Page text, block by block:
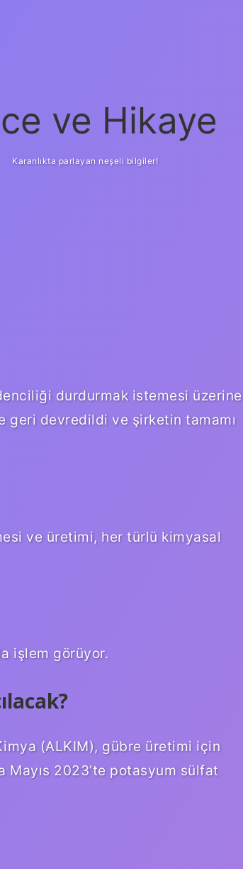
ve Hikaye
Karanlıkta parlayan neşeli bilgiler!
durdurmak istemesi üzerine
geri devredildi ve şirketin tamamı
ve üretimi, her türlü kimyasal
işlem görüyor.
(ALKIM), gübre üretimi için
Mayıs 2023’te potasyum sülfat